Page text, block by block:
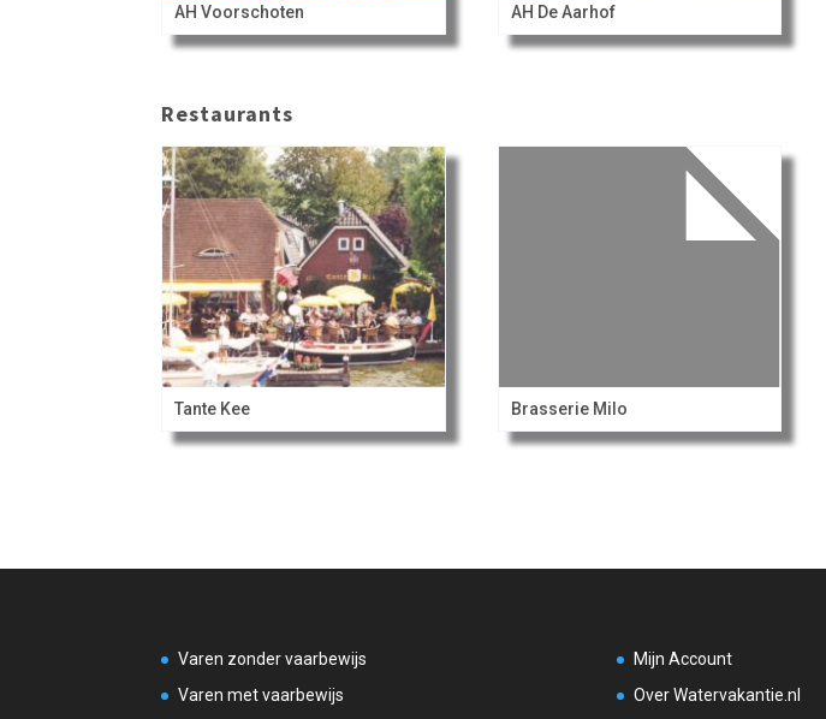
AH Voorschoten AH De Aarhof
Restaurants
Tante Kee Brasserie Milo
Varen zonder vaarbewijs
Varen met vaarbewijs
Mijn Account
Over Watervakantie.nl